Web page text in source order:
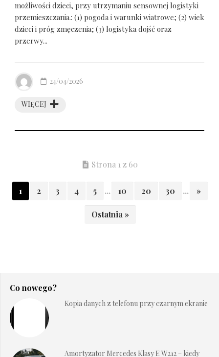
możliwości dzieci, przy utrzymaniu sensownej logistyki
przemieszczania.: (1) pogoda i warunki wiatrowe; (2) wiek
dzieci i próg zmęczenia; (3) logistyka dojść oraz
przerwy...
WIĘCEJ
24/04/2026
Strona 1 z 60
1 2 3 4 5 ... 10 20 30 ... »
Ostatnia »
Co nowego?
Kopia danych z telefonu przy czarnym ekranie
Amortyzator Mercedes Klasy E W212 – kiedy